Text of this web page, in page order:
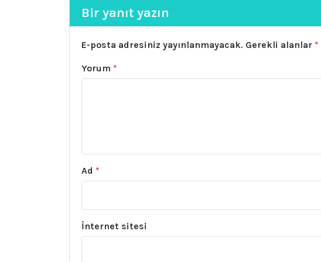
Bir yanıt yazın
E-posta adresiniz yayınlanmayacak. Gerekli alanlar *
Yorum *
Ad *
İnternet sitesi